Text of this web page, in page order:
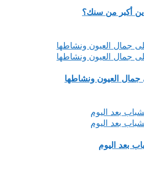
أكبر من سنك؟
العيون ونشاطها
بعد اليوم